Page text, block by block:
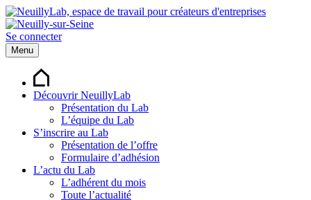
Se connecter
Menu
Découvrir NeuillyLab
Présentation du Lab
L’équipe du Lab
S’inscrire au Lab
Présentation de l’offre
Formulaire d’adhésion
L’actu du Lab
L’adhérent du mois
Toute l’actualité